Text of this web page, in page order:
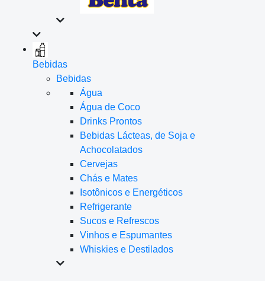
Bebidas
Bebidas
Água
Água de Coco
Drinks Prontos
Bebidas Lácteas, de Soja e
Achocolatados
Cervejas
Chás e Mates
Isotônicos e Energéticos
Refrigerante
Sucos e Refrescos
Vinhos e Espumantes
Whiskies e Destilados